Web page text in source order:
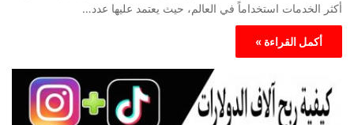
أكثر الخدمات استخداماً في العالم، حيث يعتمد عليها عدد…
أكمل القراءة »